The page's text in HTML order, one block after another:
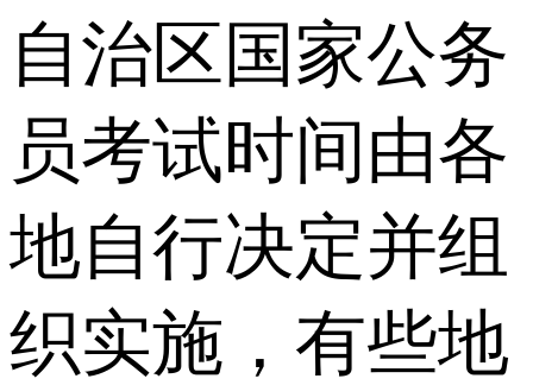
自治区国家公务
员考试时间由各
地自行决定并组
织实施，有些地